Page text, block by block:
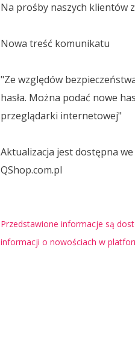
Na prośby naszych klientów
Nowa treść komunikatu
"Ze względów
hasła. Można podać nowe
przeglądarki internetowej"
Aktualizacja jest dostępna
QShop.com.pl
Przedstawione informacje są
informacji o nowościach w